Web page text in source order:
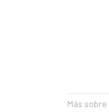
Más